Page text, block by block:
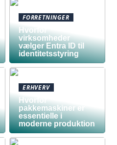
FORRETNINGER
Hvorfor
virksomheder
vælger Entra ID til
identitetsstyring
ERHVERV
Hvorfor
pakkemaskiner er
essentielle i
moderne produktion